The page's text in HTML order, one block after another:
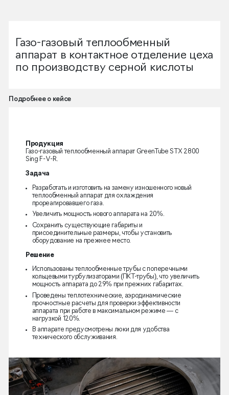
Газо-газовый теплообменный
аппарат в контактное отделение цеха
по производству серной кислоты
Подробнее о кейсе
Продукция
Газо-газовый теплообменный аппарат GreenTube STX 2800
Sing F-V-R.
Задача
Разработать и изготовить на замену изношенного новый
теплообменный аппарат для охлаждения
прореагировавшего газа.
Увеличить мощность нового аппарата на 20%.
Сохранить существующие габариты и
присоединительные размеры, чтобы установить
оборудование на прежнее место.
Решение
Использованы теплообменные трубы с поперечными
кольцевыми турбулизаторами (ПКТ-трубы), что увеличить
мощность аппарата до 29% при прежних габаритах.
Проведены теплотехнические, аэродинамические
прочностные расчеты для проверки эффективности
аппарата при работе в максимальном режиме — с
нагрузкой 120%.
В аппарате предусмотрены люки для удобства
технического обслуживания.